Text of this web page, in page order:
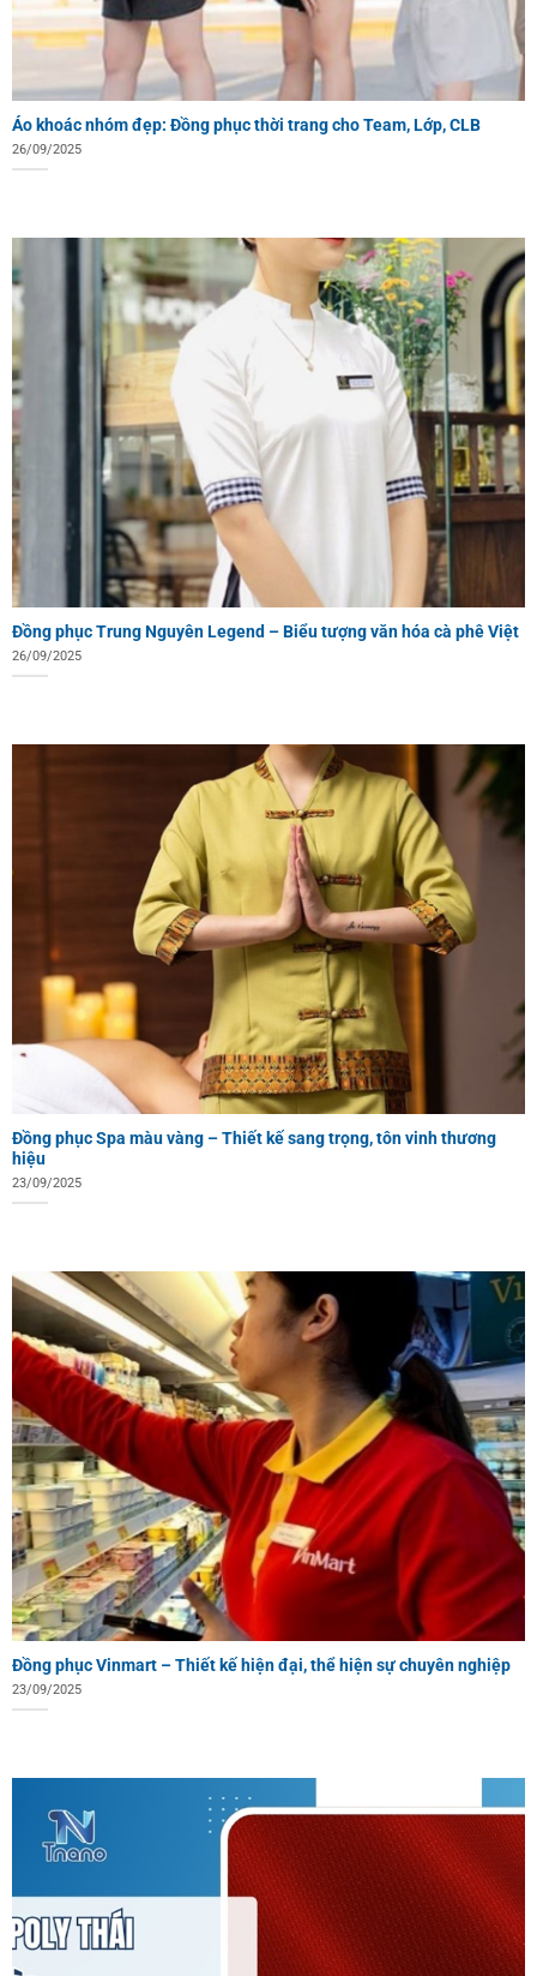
Áo khoác nhóm đẹp: Đồng phục thời trang cho Team, Lớp, CLB
26/09/2025
Đồng phục Trung Nguyên Legend – Biểu tượng văn hóa cà phê Việt
26/09/2025
Đồng phục Spa màu vàng – Thiết kế sang trọng, tôn vinh thương
hiệu
23/09/2025
Đồng phục Vinmart – Thiết kế hiện đại, thể hiện sự chuyên nghiệp
23/09/2025